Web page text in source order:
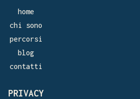
home
chi sono
percorsi
blog
contatti
PRIVACY